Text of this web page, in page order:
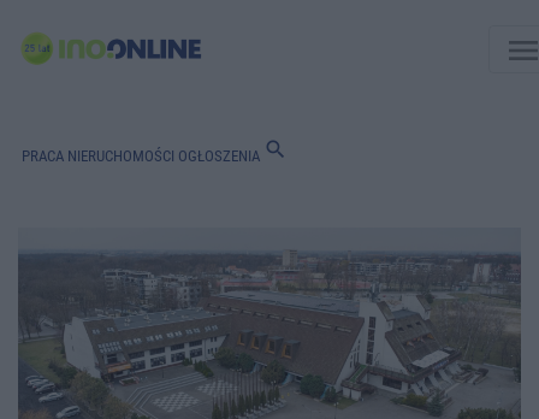
PRACA NIERUCHOMOŚCI OGŁOSZENIA search